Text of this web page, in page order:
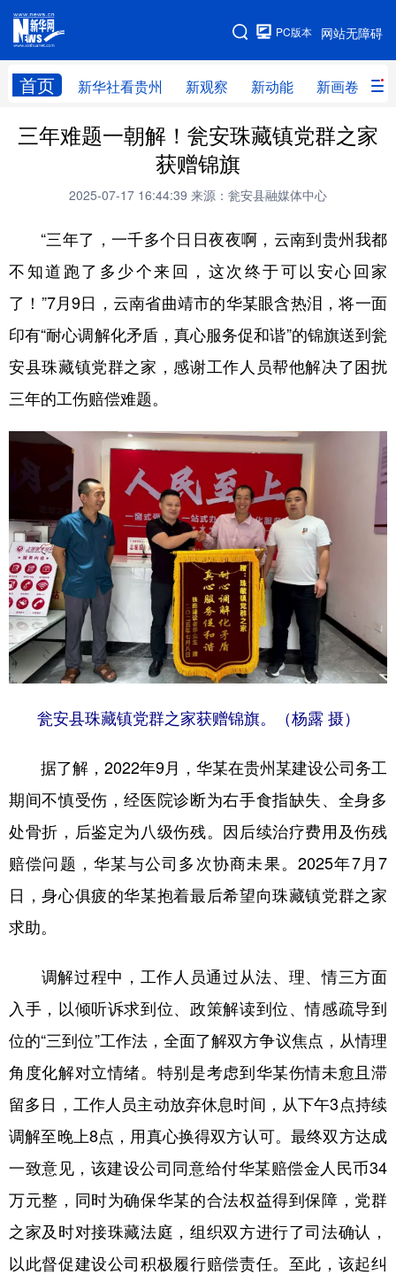
网站无障碍
PC版本
首页 新华社看贵州 新观察 新动能 新画卷
网站地图
新华社看贵州 新观察 新动能 新画卷
贵州领导 人事
直播
畅游贵州 数字贵州 律动贵州 健康贵州
光影贵州 部门之窗 县区直达 企业速递
六盘水 毕节 铜仁 黔东南
黔南 黔西南
地方频道
天津 河北
辽宁 吉林 上海 江苏
浙江 安徽 福建 江西
山东 河南 湖北 湖南
广东 广西 海南 重庆
四川 贵州 云南 西藏
陕西 甘肃 青海 宁夏
新疆 内蒙古 黑龙江
多语种频道
English Español Français عربى
Русский язык 日本語 한국어
三年难题一朝解！瓮安珠藏镇党群之家
获赠锦旗
2025-07-17 16:44:39 来源：瓮安县融媒体中心
“三年了，一千多个日日夜夜啊，云南到贵州我都
不知道跑了多少个来回，这次终于可以安心回家
了！”7月9日，云南省曲靖市的华某眼含热泪，将一面
印有“耐心调解化矛盾，真心服务促和谐”的锦旗送到瓮
安县珠藏镇党群之家，感谢工作人员帮他解决了困扰
三年的工伤赔偿难题。
瓮安县珠藏镇党群之家获赠锦旗。（杨露 摄）
据了解，2022年9月，华某在贵州某建设公司务工
期间不慎受伤，经医院诊断为右手食指缺失、全身多
处骨折，后鉴定为八级伤残。因后续治疗费用及伤残
赔偿问题，华某与公司多次协商未果。2025年7月7
日，身心俱疲的华某抱着最后希望向珠藏镇党群之家
求助。
调解过程中，工作人员通过从法、理、情三方面
入手，以倾听诉求到位、政策解读到位、情感疏导到
位的“三到位”工作法，全面了解双方争议焦点，从情理
角度化解对立情绪。特别是考虑到华某伤情未愈且滞
留多日，工作人员主动放弃休息时间，从下午3点持续
调解至晚上8点，用真心换得双方认可。最终双方达成
一致意见，该建设公司同意给付华某赔偿金人民币34
万元整，同时为确保华某的合法权益得到保障，党群
之家及时对接珠藏法庭，组织双方进行了司法确认，
以此督促建设公司积极履行赔偿责任。至此，该起纠